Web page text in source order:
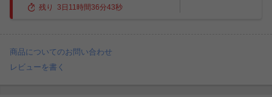
残り 3 日 11 時間36分42秒
商品についてのお問い合わせ
レビューを書く